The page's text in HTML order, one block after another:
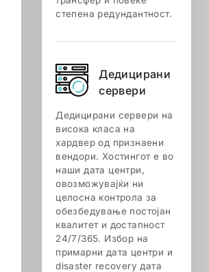
степена редундантност.
Дедицирани
сервери
Дедицирани сервери на
висока класа на
хардвер од признаени
вендори. Хостингот е во
наши дата центри,
овозможувајќи ни
целосна контрола за
обезбедување постојан
квалитет и достапност
24/7/365. Избор на
примарни дата центри и
disaster recovery дата